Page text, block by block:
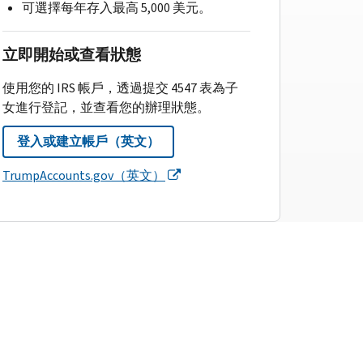
可選擇每年存入最高 5,000 美元。
立即開始或查看狀態
使用您的 IRS 帳戶，透過提交 4547 表為子
女進行登記，並查看您的辦理狀態。
登入或建立帳戶（英文）
TrumpAccounts.gov（英文）